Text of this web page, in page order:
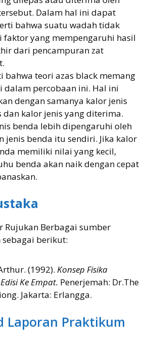
Dalam hal ini dapat
bahwa suatu wadah tidak
faktor yang mempengaruhi hasil
dari pencampuran zat
bahwa teori azas black memang
dalam percobaan ini. Hal ini
dengan samanya kalor jenis
dan kalor jenis yang diterima.
benda lebih dipengaruhi oleh
jenis benda itu sendiri. Jika kalor
memiliki nilai yang kecil,
benda akan naik dengan cepat
Rujukan Berbagai sumber
berikut:
(1992). Konsep Fisika
Ke Empat. Penerjemah: Dr.The
Jakarta: Erlangga.
Laporan Praktikum